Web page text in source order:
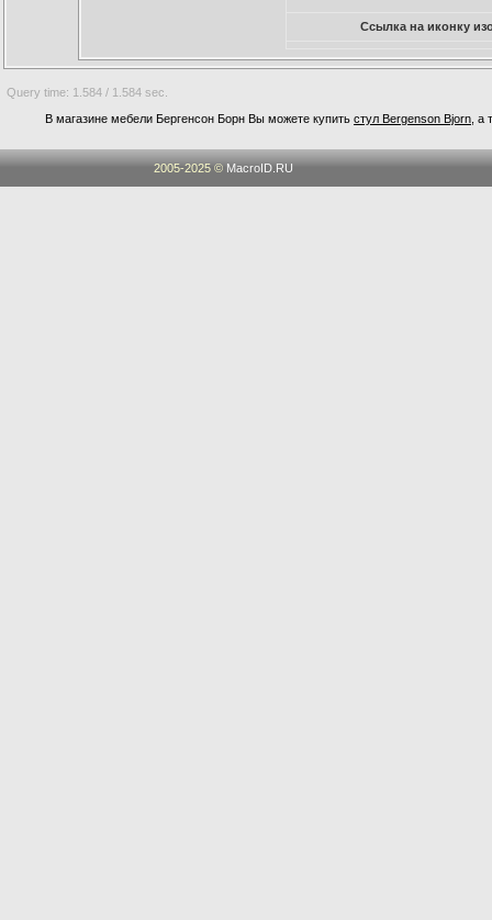
Ссылка на иконку
Query time: 1.584 / 1.584 sec.
В магазине мебели Бергенсон Борн Вы можете купить стул Bergenson Bjorn ,
2005-2025 © MacroID.RU